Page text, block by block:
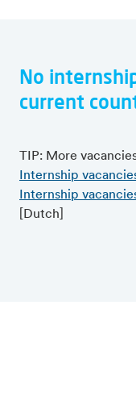
Overview of
No
current
TIP: More
Internship
Internship
[Dutch]